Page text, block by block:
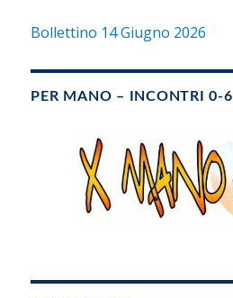
Bollettino 14 Giugno 2026
PER MANO – INCONTRI 0-6